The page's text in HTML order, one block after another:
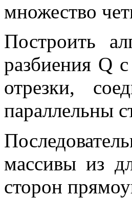
множество
Построить
разбиения Q
отрезки,
параллельны
массивы из
сторон